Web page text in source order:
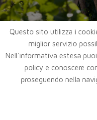
Questo sito utilizza i
miglior servizio
Nell’informativa estesa
policy e conoscere
proseguendo nella